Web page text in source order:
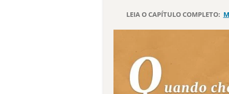
LEIA O CAPÍTULO COMPLETO: